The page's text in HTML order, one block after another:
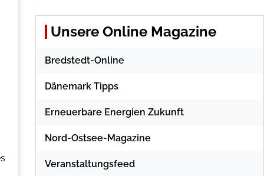
Unsere Online Magazine
Bredstedt-Online
Dänemark Tipps
Erneuerbare Energien Zukunft
Nord-Ostsee-Magazine
Veranstaltungsfeed